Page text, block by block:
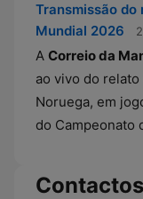
Transmissão
Mundial 2026
A Correio da
ao vivo do
Noruega, em
do Campeonato
Contactos